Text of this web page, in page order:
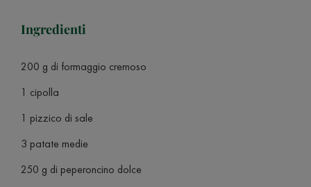
Ingredienti
200 g di formaggio cremoso
1 cipolla
1 pizzico di sale
3 patate medie
250 g di peperoncino dolce